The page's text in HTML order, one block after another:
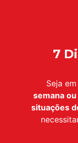
7
Seja
semana
situações